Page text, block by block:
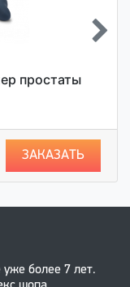
простаты
ЗАКАЗАТЬ
более 7 лет.